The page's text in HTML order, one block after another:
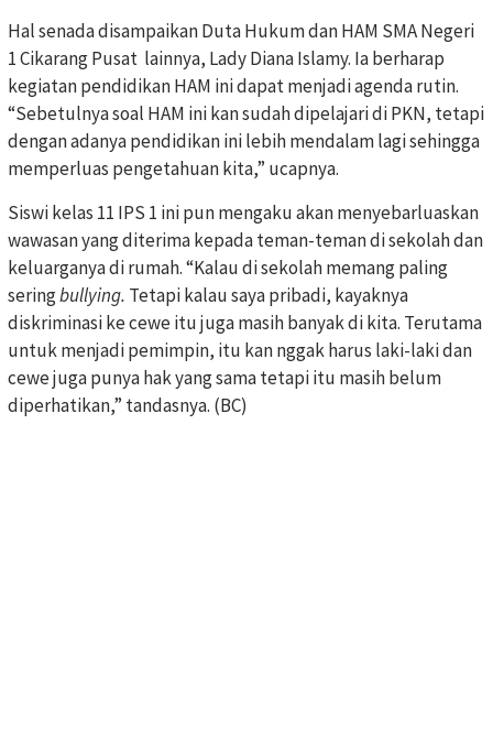
Hal senada disampaikan Duta Hukum dan HAM SMA Negeri
1 Cikarang Pusat lainnya, Lady Diana Islamy. Ia berharap
kegiatan pendidikan HAM ini dapat menjadi agenda rutin.
“Sebetulnya soal HAM ini kan sudah dipelajari di PKN, tetapi
dengan adanya pendidikan ini lebih mendalam lagi sehingga
memperluas pengetahuan kita,” ucapnya.
Siswi kelas 11 IPS 1 ini pun mengaku akan menyebarluaskan
wawasan yang diterima kepada teman-teman di sekolah dan
keluarganya di rumah. “Kalau di sekolah memang paling
seringbullying. Tetapi kalau saya pribadi, kayaknya
diskriminasi ke cewe itu juga masih banyak di kita. Terutama
untuk menjadi pemimpin, itu kan nggak harus laki-laki dan
cewe juga punya hak yang sama tetapi itu masih belum
diperhatikan,” tandasnya. (BC)